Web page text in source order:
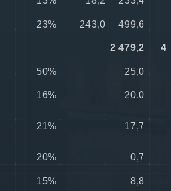
23% 243,0 499,6
2 479,2
50% 25,0
16% 20,0
21% 17,7
20% 0,7
15% 8,8